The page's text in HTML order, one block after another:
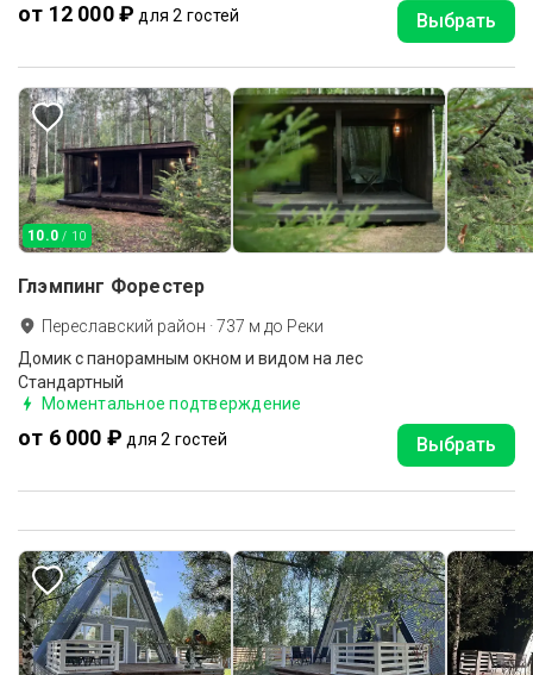
от 12 000 ₽ для 2 гостей Выбрать
10.0 / 10
Глэмпинг Форестер
Переславский район ·737 м до Реки
Домик с панорамным окном и видом на лес
Стандартный
Моментальное подтверждение
от 6 000 ₽ для 2 гостей Выбрать